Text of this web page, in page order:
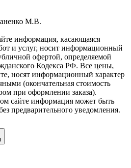
М.В.
информация, касающаяся
и услуг, носит информационный
офертой, определяемой
Кодекса РФ. Все цены,
носят информационный характер
(окончательная стоимость
при оформлении заказа).
сайте информация может быть
предварительного уведомления.